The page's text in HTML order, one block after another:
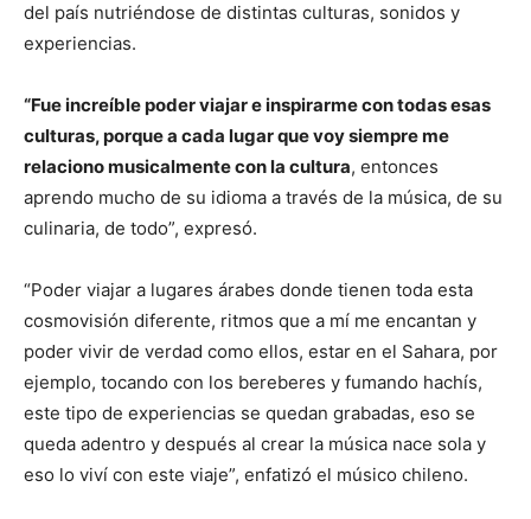
del país nutriéndose de distintas culturas, sonidos y
experiencias.
“Fue increíble poder viajar e inspirarme con todas esas
culturas, porque a cada lugar que voy siempre me
relaciono musicalmente con la cultura, entonces
aprendo mucho de su idioma a través de la música, de su
culinaria, de todo”, expresó.
“Poder viajar a lugares árabes donde tienen toda esta
cosmovisión diferente, ritmos que a mí me encantan y
poder vivir de verdad como ellos, estar en el Sahara, por
ejemplo, tocando con los bereberes y fumando hachís,
este tipo de experiencias se quedan grabadas, eso se
queda adentro y después al crear la música nace sola y
eso lo viví con este viaje”, enfatizó el músico chileno.